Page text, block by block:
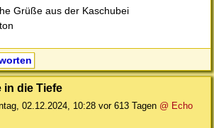
Grüße aus der Kaschubei
in die Tiefe
02.12.2024, 10:28 vor 613 Tagen @ Echo